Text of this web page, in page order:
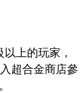
以上的玩家，
超合金商店參